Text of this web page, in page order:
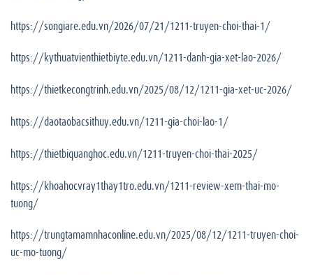
https://songiare.edu.vn/2026/07/21/1211-truyen-choi-thai-1/
https://kythuatvienthietbiyte.edu.vn/1211-danh-gia-xet-lao-2026/
https://thietkecongtrinh.edu.vn/2025/08/12/1211-gia-xet-uc-2026/
https://daotaobacsithuy.edu.vn/1211-gia-choi-lao-1/
https://thietbiquanghoc.edu.vn/1211-truyen-choi-thai-2025/
https://khoahocvray1thay1tro.edu.vn/1211-review-xem-thai-mo-
tuong/
https://trungtamamnhaconline.edu.vn/2025/08/12/1211-truyen-choi-
uc-mo-tuong/